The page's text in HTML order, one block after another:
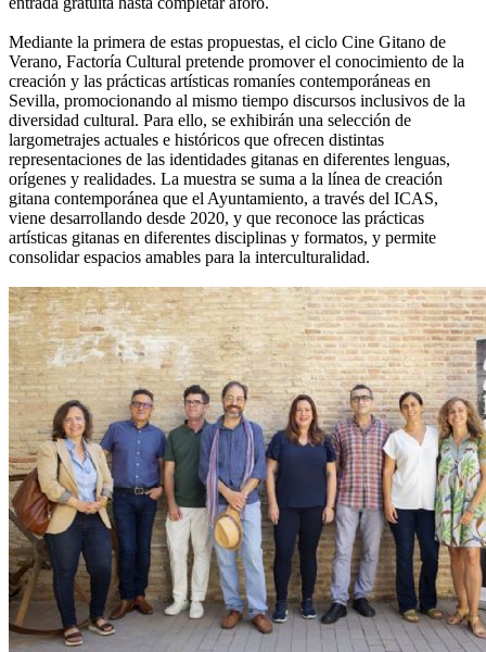
Mediante la primera de estas propuestas, el ciclo Cine Gitano de
Verano, Factoría Cultural pretende promover el conocimiento de la
creación y las prácticas artísticas romaníes contemporáneas en
Sevilla, promocionando al mismo tiempo discursos inclusivos de la
diversidad cultural. Para ello, se exhibirán una selección de
largometrajes actuales e históricos que ofrecen distintas
representaciones de las identidades gitanas en diferentes lenguas,
orígenes y realidades. La muestra se suma a la línea de creación
gitana contemporánea que el Ayuntamiento, a través del ICAS,
viene desarrollando desde 2020, y que reconoce las prácticas
artísticas gitanas en diferentes disciplinas y formatos, y permite
consolidar espacios amables para la interculturalidad.